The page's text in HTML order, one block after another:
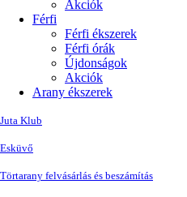
Akciók
Férfi
Férfi ékszerek
Férfi órák
Újdonságok
Akciók
Arany ékszerek
Juta Klub
Esküvő
Törtarany felvásárlás és beszámítás